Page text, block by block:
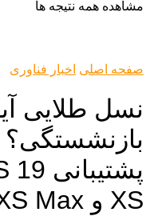
مشاهده همه نتیجه ها
صفحه اصلی اخبار فناوری
نسل طلایی
XS و XS Max داغ شد!